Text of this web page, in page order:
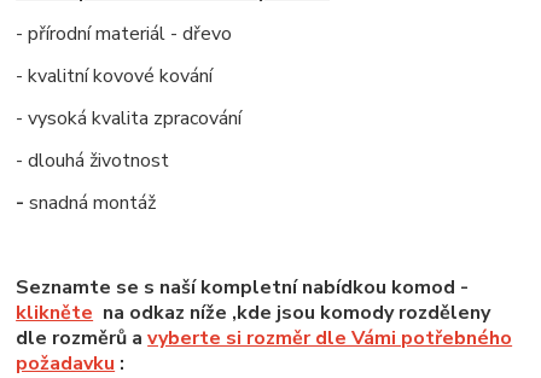
- přírodní materiál - dřevo
- kvalitní kovové kování
- vysoká kvalita zpracování
- dlouhá životnost
-snadná montáž
Seznamte se s naší kompletní nabídkou komod -
klikněte na odkaz níže ,kde jsou komody rozděleny
dle rozměrů avyberte si rozměr dle Vámi potřebného
požadavku :